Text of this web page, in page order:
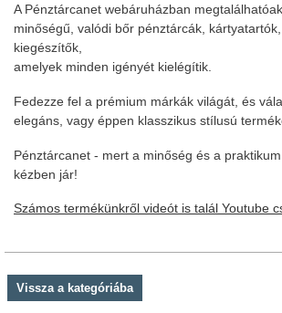
A Pénztárcanet webáruházban
minőségű, valódi bőr pénztárcák,
kiegészítők,
amelyek minden igényét kielégítik.
Fedezze fel a prémium márkák világát, és
elegáns, vagy éppen klasszikus stílusú
Pénztárcanet - mert a minőség és a
kézben jár!
Számos termékünkről videót is talál Youtube
Vissza a kategóriába